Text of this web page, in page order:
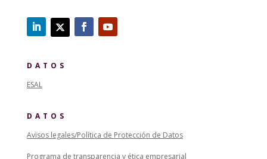
DATOS
ESAL
DATOS
Avisos legales/Política de Protección de Datos
Programa de transparencia y ética empresarial